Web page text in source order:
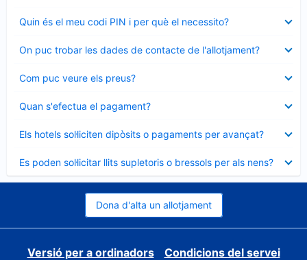
Quin és el meu codi PIN i per què el necessito?
tancat
On puc trobar les dades de contacte de l'allotjament?
tancat
Com puc veure els preus?
tancat
Quan s'efectua el pagament?
tancat
Els hotels sol·liciten dipòsits o pagaments per avançat?
tancat
Es poden sol·licitar llits supletoris o bressols per als nens?
tancat
Dona d'alta un allotjament
Versió per a ordinadors
Condicions del servei